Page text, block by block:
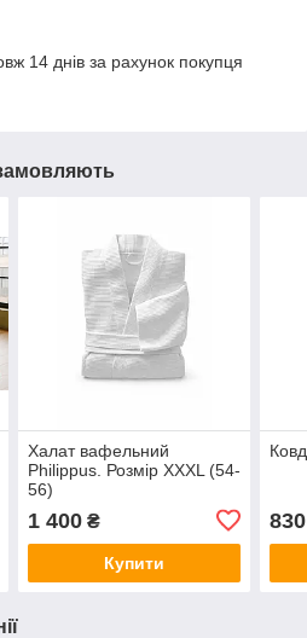
14 днів за рахунок покупця
Халат вафельний
Philippus. Розмір XXXL (54-
56)
1 400₴
Купити
830